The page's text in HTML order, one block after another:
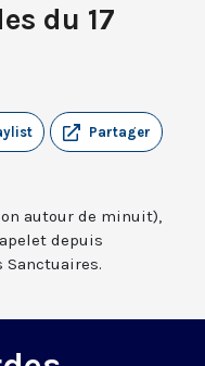
du 17
Partager
autour de minuit),
depuis
Sanctuaires.